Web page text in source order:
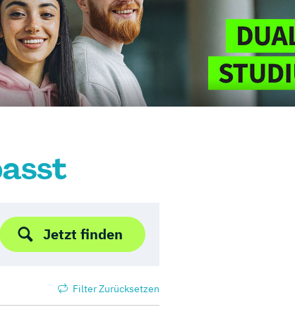
Jetzt finden
Filter Zurücksetzen